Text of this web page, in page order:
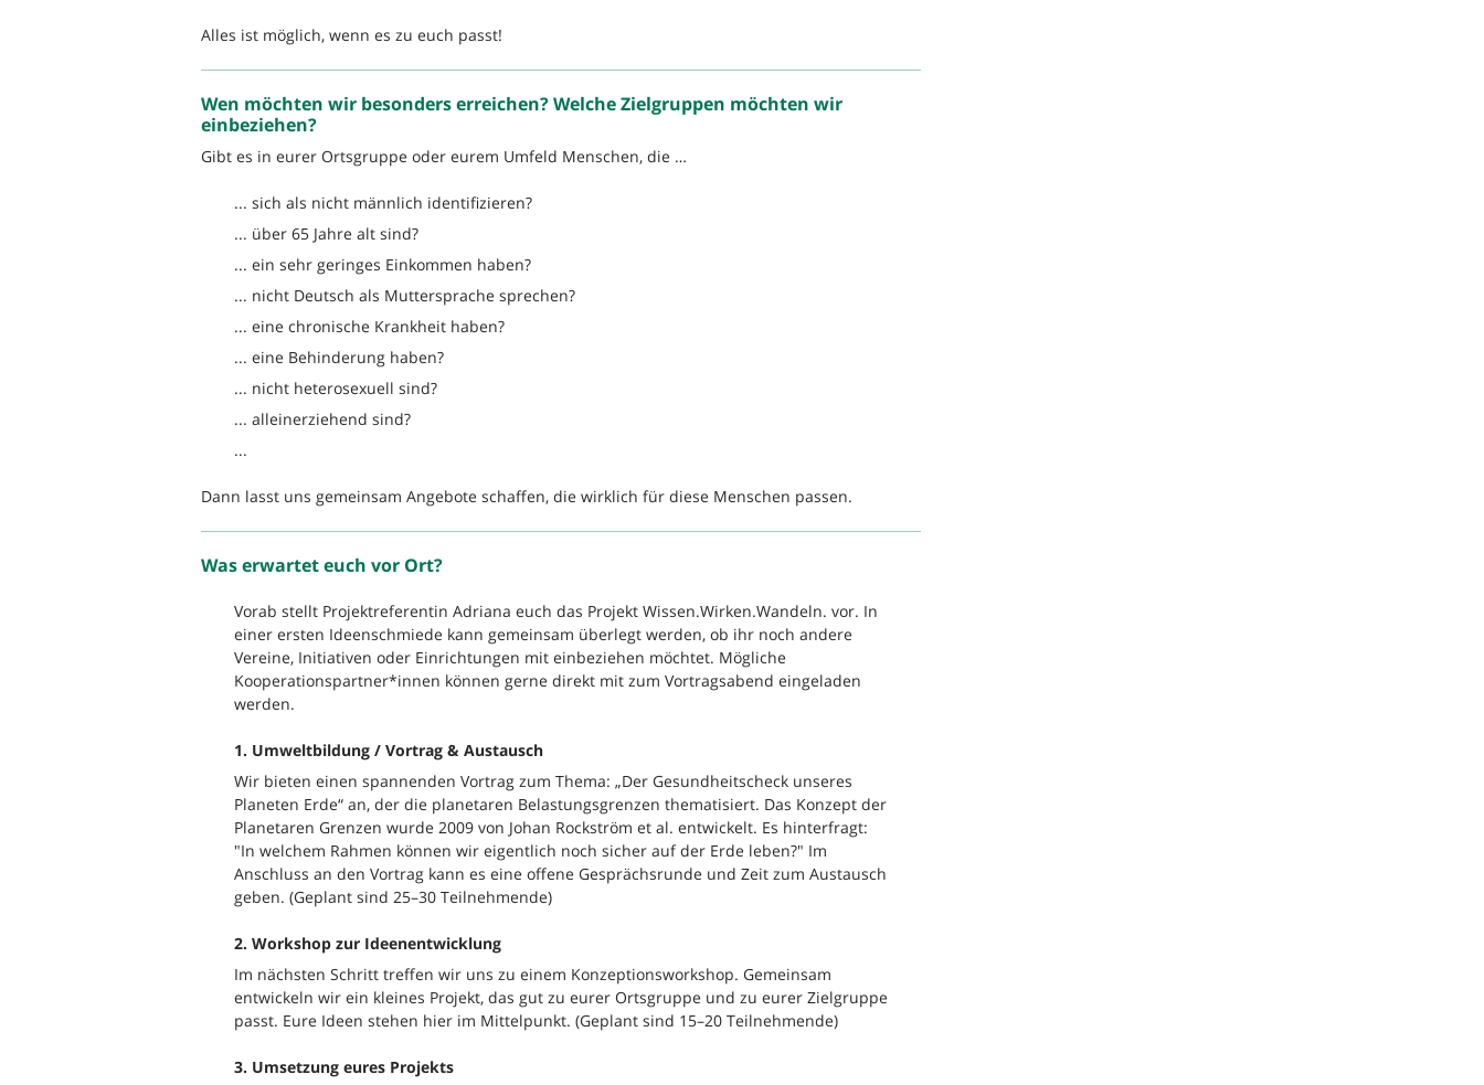
Alles ist möglich, wenn es zu euch passt!
Wen möchten wir besonders erreichen? Welche Zielgruppen möchten wir
einbeziehen?
Gibt es in eurer Ortsgruppe oder eurem Umfeld Menschen, die …
... sich als nicht männlich identifizieren?
... über 65 Jahre alt sind?
... ein sehr geringes Einkommen haben?
... nicht Deutsch als Muttersprache sprechen?
... eine chronische Krankheit haben?
... eine Behinderung haben?
... nicht heterosexuell sind?
... alleinerziehend sind?
...
Dann lasst uns gemeinsam Angebote schaffen, die wirklich für diese Menschen passen.
Was erwartet euch vor Ort?
Vorab stellt Projektreferentin Adriana euch das Projekt Wissen.Wirken.Wandeln. vor. In
einer ersten Ideenschmiede kann gemeinsam überlegt werden, ob ihr noch andere
Vereine, Initiativen oder Einrichtungen mit einbeziehen möchtet. Mögliche
Kooperationspartner*innen können gerne direkt mit zum Vortragsabend eingeladen
werden.
1. Umweltbildung / Vortrag & Austausch
Wir bieten einen spannenden Vortrag zum Thema: „Der Gesundheitscheck unseres
Planeten Erde“ an, der die planetaren Belastungsgrenzen thematisiert. Das Konzept der
Planetaren Grenzen wurde 2009 von Johan Rockström et al. entwickelt. Es hinterfragt:
"In welchem Rahmen können wir eigentlich noch sicher auf der Erde leben?" Im
Anschluss an den Vortrag kann es eine offene Gesprächsrunde und Zeit zum Austausch
geben. (Geplant sind 25–30 Teilnehmende)
2. Workshop zur Ideenentwicklung
Im nächsten Schritt treffen wir uns zu einem Konzeptionsworkshop. Gemeinsam
entwickeln wir ein kleines Projekt, das gut zu eurer Ortsgruppe und zu eurer Zielgruppe
passt. Eure Ideen stehen hier im Mittelpunkt. (Geplant sind 15–20 Teilnehmende)
3. Umsetzung eures Projekts